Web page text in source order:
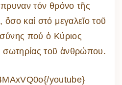
τόν θρόνο τῆς
καί στό μεγαλεῖο τοῦ
πού ὁ Κύριος
σωτηρίας τοῦ ἀνθρώπου.
youtube}